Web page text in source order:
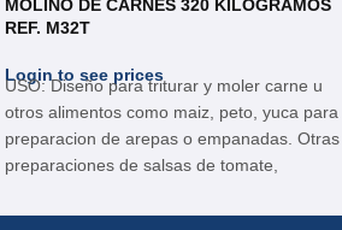
MOLINO DE CARNES 320 KILOGRAMOS
REF. M32T
Login to see prices
USO: Diseño para triturar y moler carne u
otros alimentos como maiz, peto, yuca para
preparacion de arepas o empanadas. Otras
preparaciones de salsas de tomate,
charcurterias, restaurantes y hoteles.